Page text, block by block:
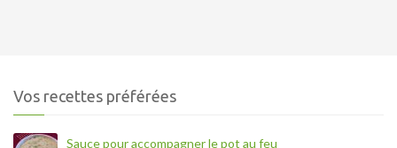
Vos recettes préférées
Sauce pour accompagner le pot au feu